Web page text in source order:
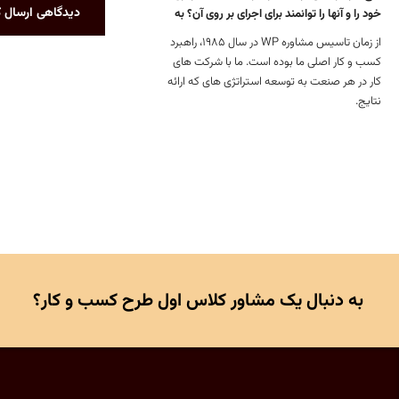
خود را و آنها را توانمند برای اجرای بر روی آن؟ به
از زمان تاسیس مشاوره WP در سال 1985، راهبرد
کسب و کار اصلی ما بوده است. ما با شرکت های
کار در هر صنعت به توسعه استراتژی های که ارائه
نتایج.
دیدگاهی ارسال
به دنبال یک مشاور کلاس اول طرح کسب و کار؟